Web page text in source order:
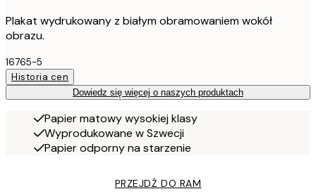
Plakat wydrukowany z białym obramowaniem wokół
obrazu.
16765-5
Historia cen
Dowiedz się więcej o naszych produktach
Papier matowy wysokiej klasy
Wyprodukowane w Szwecji
Papier odporny na starzenie
PRZEJDŹ DO RAM